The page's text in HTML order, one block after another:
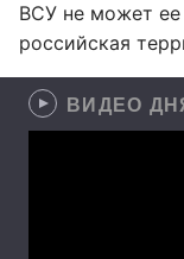
ВСУ не может ее
российская
ВИДЕО